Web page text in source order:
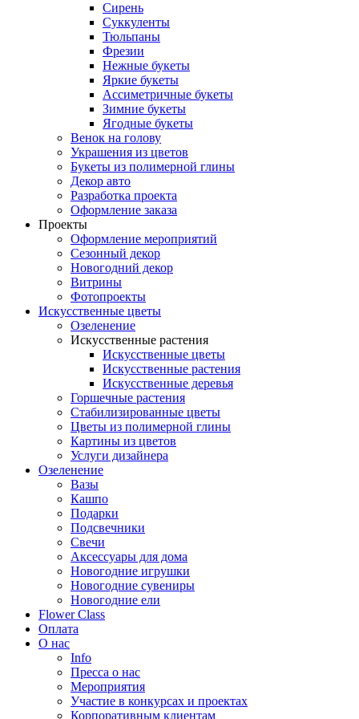
Сирень
Суккуленты
Тюльпаны
Фрезии
Нежные букеты
Яркие букеты
Ассиметричные букеты
Зимние букеты
Ягодные букеты
Венок на голову
Украшения из цветов
Букеты из полимерной глины
Декор авто
Разработка проекта
Оформление заказа
Проекты
Оформление мероприятий
Сезонный декор
Новогодний декор
Витрины
Фотопроекты
Искусственные цветы
Озеленение
Искусственные растения
Искусственные цветы
Искусственные растения
Искусственные деревья
Горшечные растения
Стабилизированные цветы
Цветы из полимерной глины
Картины из цветов
Услуги дизайнера
Озеленение
Вазы
Кашпо
Подарки
Подсвечники
Свечи
Аксессуары для дома
Новогодние игрушки
Новогодние сувениры
Новогодние ели
Flower Class
Оплата
О нас
Info
Пресса о нас
Мероприятия
Участие в конкурсах и проектах
Корпоративным клиентам